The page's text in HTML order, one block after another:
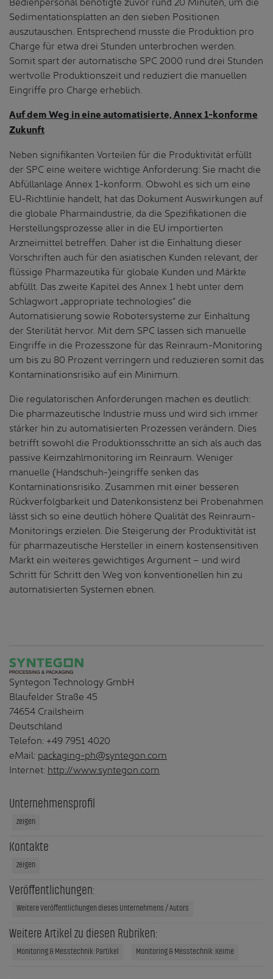
Sedimentationsplatten an den sieben Positionen
auszutauschen. Entsprechend musste die Produktion pro
Charge für etwa drei Stunden unterbrochen werden.
Somit spart der automatische SPC 2000 rund drei Stunden
wertvolle Produktionszeit und reduziert die manuellen
Eingriffe pro Charge erheblich.
Auf dem Weg in eine automatisierte, Annex 1-konforme
Zukunft
Neben signifikanten Vorteilen für die Produktivität erfüllt
der SPC eine weitere wichtige Anforderung: Sie macht die
Abfüllanlage Annex 1-konform. Obwohl es sich um eine
EU-Richtlinie handelt, hat das Dokument Auswirkungen auf
die globale Pharmaindustrie, da die Spezifikationen die
Herstellungsprozesse aller in die EU importierten
Arzneimittel betreffen. Daher ist die Einhaltung dieser
Vorschriften auch für den asiatischen Kunden relevant, der
flüssige Pharmazeutika für globale Kunden und Märkte
abfüllt. Das zweite Kapitel des Annex 1 hebt unter dem
Schlagwort „appropriate technologies“ die
Automatisierung sowie Robotersysteme zur Einhaltung
der Sterilität hervor. Mit dem SPC lassen sich manuelle
Eingriffe in die Prozesszone für das Reinraum-Monitoring
um bis zu 80 Prozent verringern und reduzieren somit das
Kontaminationsrisiko auf ein Minimum.
Die regulatorischen Anforderungen machen es deutlich:
Die pharmazeutische Industrie muss und wird sich immer
stärker hin zu automatisierten Prozessen verändern. Dies
betrifft sowohl die Produktionsschritte an sich als auch das
passive Keimzahlmonitoring im Reinraum. Weniger
manuelle (Handschuh-)eingriffe senken das
Kontaminationsrisiko. Zusammen mit einer besseren
Rückverfolgbarkeit und Datenkonsistenz bei Probenahmen
lässt sich so eine deutlich höhere Qualität des Reinraum-
Monitorings erzielen. Die Steigerung der Produktivität ist
für pharmazeutische Hersteller in einem kostensensitiven
Markt ein weiteres gewichtiges Argument – und wird
Schritt für Schritt den Weg von konventionellen hin zu
automatisierten Systemen ebnen.
Syntegon Technology GmbH
Blaufelder Straße 45
74654 Crailsheim
Deutschland
Telefon: +49 7951 4020
eMail: packaging-ph@syntegon.com
Internet: http://www.syntegon.com
Unternehmensprofil
zeigen
Kontakte
zeigen
Veröffentlichungen:
Weitere Veröffentlichungen dieses Unternehmens / Autors
Weitere Artikel zu diesen Rubriken:
Monitoring & Messtechnik: Partikel Monitoring & Messtechnik: Keime